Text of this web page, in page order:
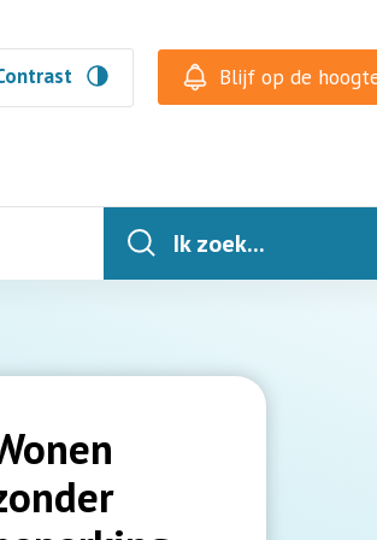
Blijf op de
Ik zoek...